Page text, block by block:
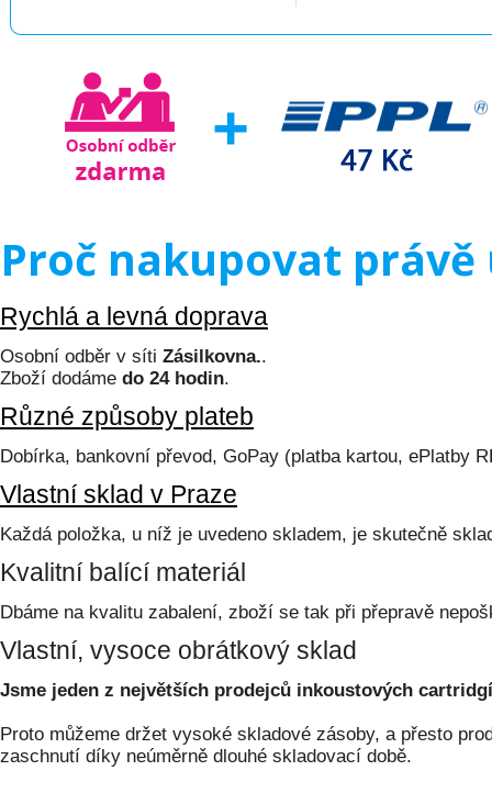
Proč nakupovat právě
Rychlá a levná doprava
Osobní odběr v síti Zásilkovna..
Zboží dodáme do 24 hodin.
Různé způsoby plateb
Dobírka, bankovní převod, GoPay (platba kartou, ePlatby
Vlastní sklad v Praze
Každá položka, u níž je uvedeno skladem, je skutečně
Kvalitní balící materiál
Dbáme na kvalitu zabalení, zboží se tak při přepravě
Vlastní, vysoce obrátkový sklad
Jsme jeden z největších prodejců inkoustových
Proto můžeme držet vysoké skladové zásoby, a přesto
zaschnutí díky neúměrně dlouhé skladovací době.